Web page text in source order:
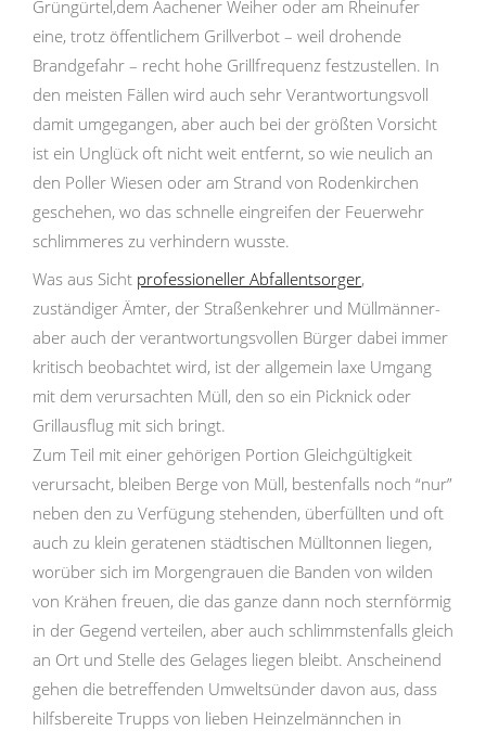
Grüngürtel,dem Aachener Weiher oder am Rheinufer
eine, trotz öffentlichem Grillverbot – weil drohende
Brandgefahr – recht hohe Grillfrequenz festzustellen. In
den meisten Fällen wird auch sehr Verantwortungsvoll
damit umgegangen, aber auch bei der größten Vorsicht
ist ein Unglück oft nicht weit entfernt, so wie neulich an
den Poller Wiesen oder am Strand von Rodenkirchen
geschehen, wo das schnelle eingreifen der Feuerwehr
schlimmeres zu verhindern wusste.
Was aus Sicht professioneller Abfallentsorger,
zuständiger Ämter, der Straßenkehrer und Müllmänner-
aber auch der verantwortungsvollen Bürger dabei immer
kritisch beobachtet wird, ist der allgemein laxe Umgang
mit dem verursachten Müll, den so ein Picknick oder
Grillausflug mit sich bringt.
Zum Teil mit einer gehörigen Portion Gleichgültigkeit
verursacht, bleiben Berge von Müll, bestenfalls noch “nur”
neben den zu Verfügung stehenden, überfüllten und oft
auch zu klein geratenen städtischen Mülltonnen liegen,
worüber sich im Morgengrauen die Banden von wilden
von Krähen freuen, die das ganze dann noch sternförmig
in der Gegend verteilen, aber auch schlimmstenfalls gleich
an Ort und Stelle des Gelages liegen bleibt. Anscheinend
gehen die betreffenden Umweltsünder davon aus, dass
hilfsbereite Trupps von lieben Heinzelmännchen in